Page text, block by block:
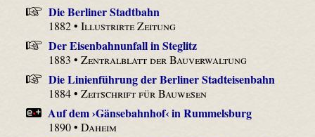
Die Berliner Stadtbahn
1882 •Illustrirte Zeitung
Der Eisenbahnunfall in Steglitz
1883 •Zentralblatt der Bauverwaltung
Die Linienführung der Berliner Stadteisenbahn
1884 •Zeitschrift für Bauwesen
Auf dem ›Gänsebahnhof‹ in Rummelsburg
1890 •Daheim